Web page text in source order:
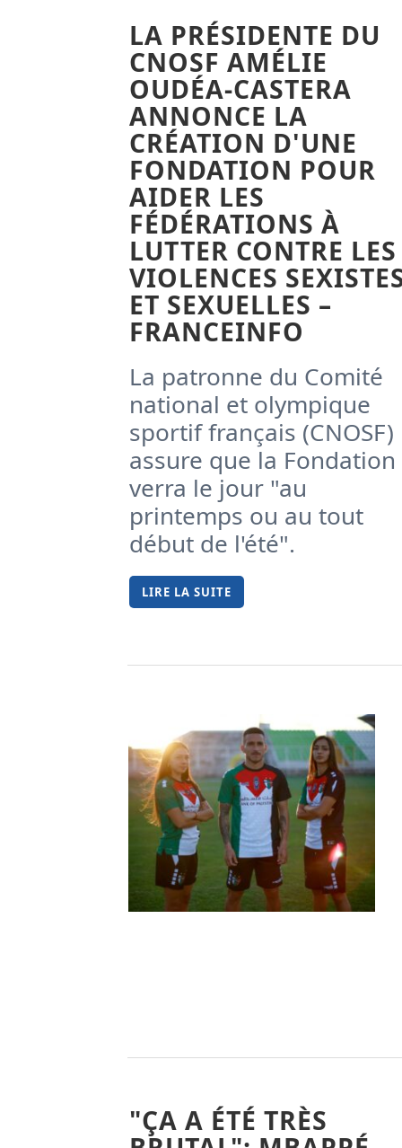
LA PRÉSIDENTE DU
CNOSF AMÉLIE
OUDÉA-CASTERA
ANNONCE LA
CRÉATION D'UNE
FONDATION POUR
AIDER LES
FÉDÉRATIONS À
LUTTER CONTRE LES
VIOLENCES
ET SEXUELLES –
FRANCEINFO
La patronne du Comité
national et olympique
sportif français (CNOSF)
assure que la Fondation
verra le jour "au
printemps ou au tout
début de l'été".
LIRE LA SUITE
"ÇA A ÉTÉ TRÈS